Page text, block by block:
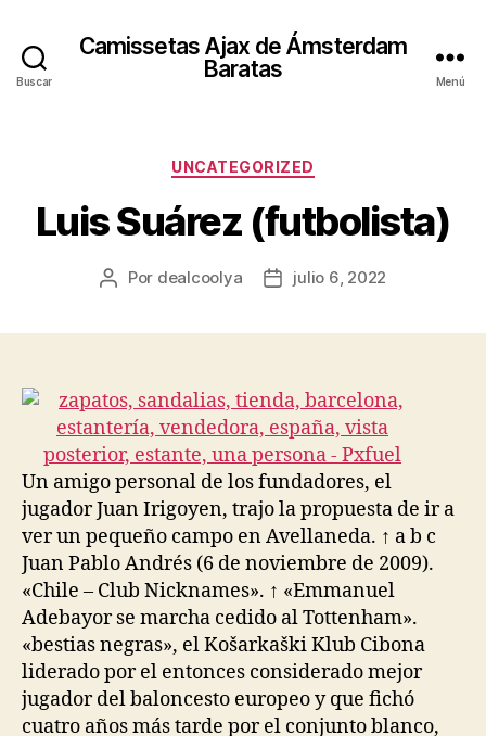
Buscar
Camissetas Ajax de Ámsterdam
Baratas
Menú
Categorías
UNCATEGORIZED
Luis Suárez (futbolista)
Autor
Por dealcoolya
Fechajulio 6, 2022
Un amigo personal de los fundadores, el
jugador Juan Irigoyen, trajo la propuesta de ir a
ver un pequeño campo en Avellaneda. ↑ a b c
Juan Pablo Andrés (6 de noviembre de 2009).
«Chile – Club Nicknames». ↑ «Emmanuel
Adebayor se marcha cedido al Tottenham».
«bestias negras», el Košarkaški Klub Cibona
liderado por el entonces considerado mejor
jugador del baloncesto europeo y que fichó
cuatro años más tarde por el conjunto blanco,